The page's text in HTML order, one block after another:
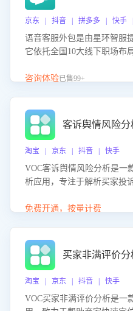
京东 | 抖音 | 拼多多 | 快手
语音客服外包是由星环智服
它依托全国10大线下职场布
客服团队和智能工具提升语
咨询体验已售99+
客诉舆情风险
淘宝 | 京东 | 抖音 | 快手
VOC客诉舆情风险分析是一
析应用，专注于解析买家投
别客户情绪、归因争议根源
能力，阻断差评扩散，维护
续提升。
免费开通，按量计费
买家非满评价
淘宝 | 京东 | 抖音 | 快手
VOC买家非满评价分析是一